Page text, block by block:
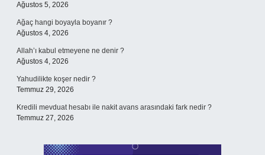
Ağustos 5, 2026
Ağaç hangi boyayla boyanır ?
Ağustos 4, 2026
Allah’ı kabul etmeyene ne denir ?
Ağustos 4, 2026
Yahudilikte koşer nedir ?
Temmuz 29, 2026
Kredili mevduat hesabı ile nakit avans arasındaki fark nedir ?
Temmuz 27, 2026